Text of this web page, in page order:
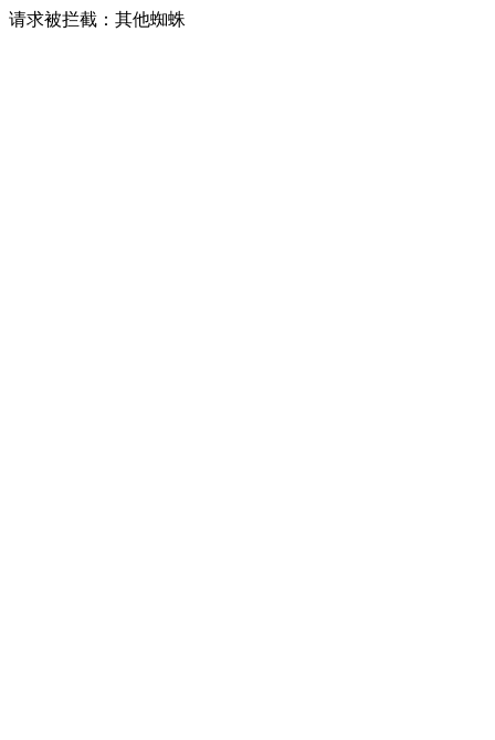
请求被拦截：其他蜘蛛